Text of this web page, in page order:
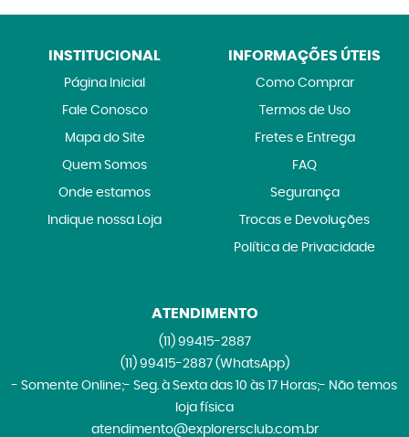
INSTITUCIONAL
Página Inicial
Fale Conosco
Mapa do Site
Quem Somos
Onde estamos
Indique nossa Loja
INFORMAÇÕES ÚTEIS
Como Comprar
Termos de Uso
Fretes e Entrega
FAQ
Segurança
Trocas e Devoluções
Política de Privacidade
ATENDIMENTO
(11)99415-2887
(11)99415-2887 (WhatsApp)
- Somente Online;- Seg. à Sexta das 10 às 17 Horas;- Não temos
loja física
atendimento@explorersclub.com.br